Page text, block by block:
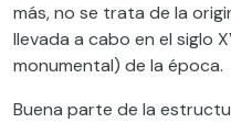
más, no se trata de la
llevada a cabo en el siglo
monumental) de la época.
Buena parte de la